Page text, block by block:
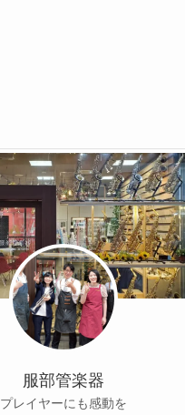
服部管楽器
プレイヤーにも感動を